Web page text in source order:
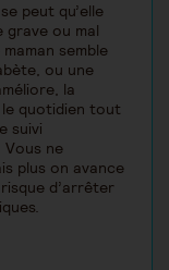
peut qu’elle
grave ou mal
semble
ou une
la
quotidien tout
suivi
Vous ne
plus on avance
d’arrêter